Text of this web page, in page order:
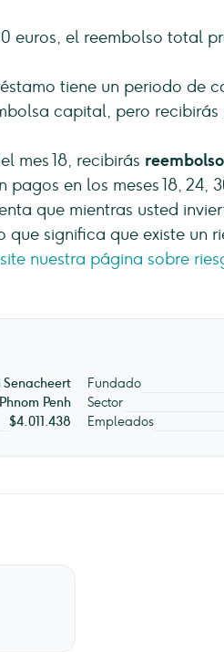
euros, el reembolso total
tiene un periodo de
capital, pero recibirás
mes 18, recibirás
pagos en los meses 18, 24,
que mientras usted
que significa que existe un
nuestra página sobre
Senacheert Fundado
Phnom Penh Sector
$4.011.438 Empleados